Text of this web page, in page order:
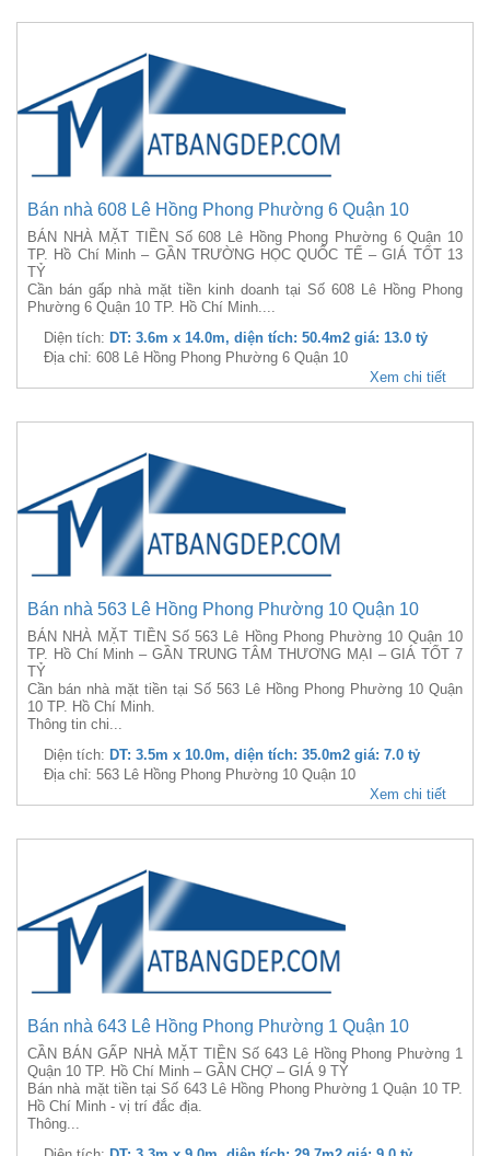
Bán nhà 608 Lê Hồng Phong Phường 6 Quận 10
BÁN NHÀ MẶT TIỀN Số 608 Lê Hồng Phong Phường 6 Quận 10
TP. Hồ Chí Minh – GẦN TRƯỜNG HỌC QUỐC TẾ – GIÁ TỐT 13
TỶ
Cần bán gấp nhà mặt tiền kinh doanh tại Số 608 Lê Hồng Phong
Phường 6 Quận 10 TP. Hồ Chí Minh....
Diện tích: DT: 3.6m x 14.0m, diện tích: 50.4m2 giá: 13.0 tỷ
Địa chỉ: 608 Lê Hồng Phong Phường 6 Quận 10
Xem chi tiết
Bán nhà 563 Lê Hồng Phong Phường 10 Quận 10
BÁN NHÀ MẶT TIỀN Số 563 Lê Hồng Phong Phường 10 Quận 10
TP. Hồ Chí Minh – GẦN TRUNG TÂM THƯƠNG MẠI – GIÁ TỐT 7
TỶ
Cần bán nhà mặt tiền tại Số 563 Lê Hồng Phong Phường 10 Quận
10 TP. Hồ Chí Minh.
Thông tin chi...
Diện tích: DT: 3.5m x 10.0m, diện tích: 35.0m2 giá: 7.0 tỷ
Địa chỉ: 563 Lê Hồng Phong Phường 10 Quận 10
Xem chi tiết
Bán nhà 643 Lê Hồng Phong Phường 1 Quận 10
CẦN BÁN GẤP NHÀ MẶT TIỀN Số 643 Lê Hồng Phong Phường 1
Quận 10 TP. Hồ Chí Minh – GẦN CHỢ – GIÁ 9 TỶ
Bán nhà mặt tiền tại Số 643 Lê Hồng Phong Phường 1 Quận 10 TP.
Hồ Chí Minh - vị trí đắc địa.
Thông...